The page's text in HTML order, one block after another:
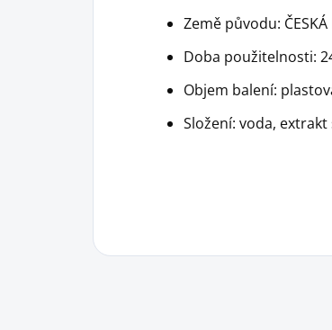
Země původu: ČESKÁ
Doba použitelnosti:
Objem balení:
Složení: voda,